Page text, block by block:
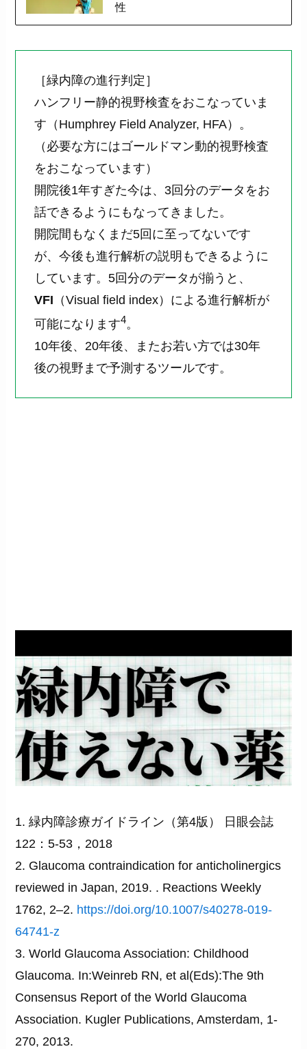
性
［緑内障の進行判定］
ハンフリー静的視野検査をおこなっていま
す（Humphrey Field Analyzer, HFA）。
（必要な方にはゴールドマン動的視野検査
をおこなっています）
開院後1年すぎた今は、3回分のデータをお
話できるようにもなってきました。
開院間もなくまだ5回に至ってないです
が、今後も進行解析の説明もできるように
しています。5回分のデータが揃うと、
VFI （Visual field index）による進行解析が
可能になります4。
10年後、20年後、またお若い方では30年
後の視野まで予測するツールです。
1. 緑内障診療ガイドライン（第4版） 日眼会誌
122：5-53，2018
2. Glaucoma contraindication for anticholinergics
reviewed in Japan, 2019. . Reactions Weekly
1762, 2–2. https://doi.org/10.1007/s40278-019-
64741-z
3. World Glaucoma Association: Childhood
Glaucoma. In:Weinreb RN, et al(Eds):The 9th
Consensus Report of the World Glaucoma
Association. Kugler Publications, Amsterdam, 1-
270, 2013.